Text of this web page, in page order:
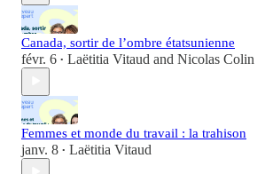
Canada, sortir de l’ombre étatsunienne
févr. 6 • Laëtitia Vitaud and Nicolas Colin
Femmes et monde du travail : la trahison
janv. 8 • Laëtitia Vitaud